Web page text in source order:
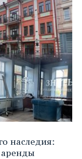
наследия: